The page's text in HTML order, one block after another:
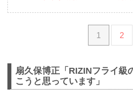
1 2
扇久保博正「RIZINフライ級
こうと思っています」